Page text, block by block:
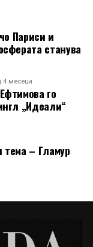
Париси и
станува
4 месеци
го
„Идеали“
тема – Гламур